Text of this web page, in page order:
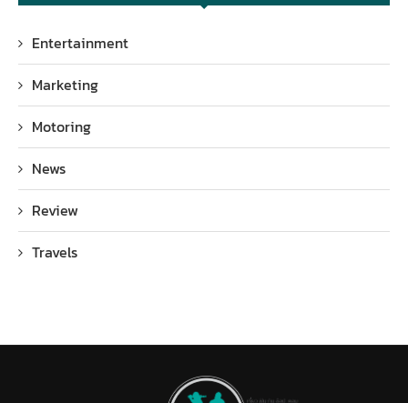
Entertainment
Marketing
Motoring
News
Review
Travels